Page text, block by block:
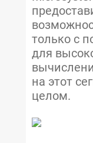
только с
для
на этот
целом.